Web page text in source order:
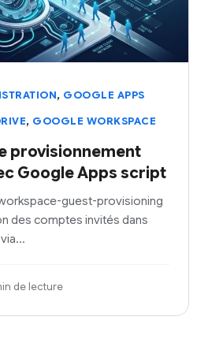
, GOOGLE APPS
, GOOGLE WORKSPACE
provisionnement
Google Apps script
guest-provisioning
des comptes invités dans
de lecture